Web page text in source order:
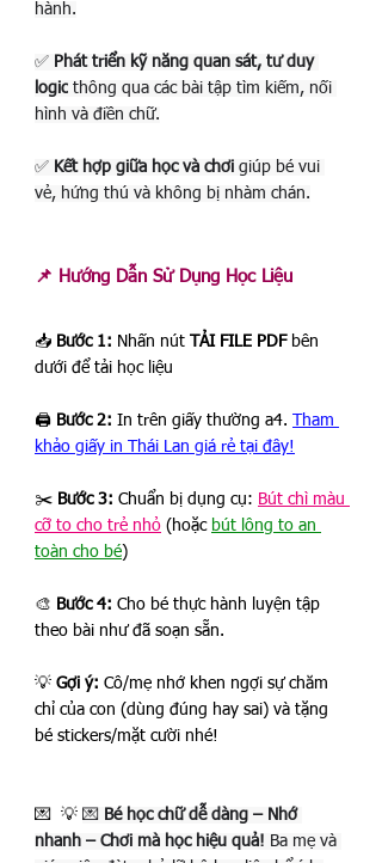
hành.
✅ Phát triển kỹ năng quan sát, tư duy
logic thông qua các bài tập tìm kiếm, nối
hình và điền chữ.
✅ Kết hợp giữa học và chơi giúp bé vui
vẻ, hứng thú và không bị nhàm chán.
📌 Hướng Dẫn Sử Dụng Học Liệu
📥 Bước 1: Nhấn nút TẢI FILE PDF bên
dưới để tải học liệu
🖨️ Bước 2: In trên giấy thường a4.
Tham
khảo giấy in Thái Lan giá rẻ tại đây!
✂️ Bước 3: Chuẩn bị dụng cụ: Bút chì màu
cỡ to cho trẻ nhỏ (hoặc bút lông to an
toàn cho bé)
🎨 Bước 4: Cho bé thực hành luyện tập
theo bài như đã soạn sẵn.
💡 Gợi ý: Cô/mẹ nhớ khen ngợi sự chăm
chỉ của con (dùng đúng hay sai) và tặng
bé stickers/mặt cười nhé!
💌  💡 💌 Bé học chữ dễ dàng – Nhớ
nhanh – Chơi mà học hiệu quả! Ba mẹ và